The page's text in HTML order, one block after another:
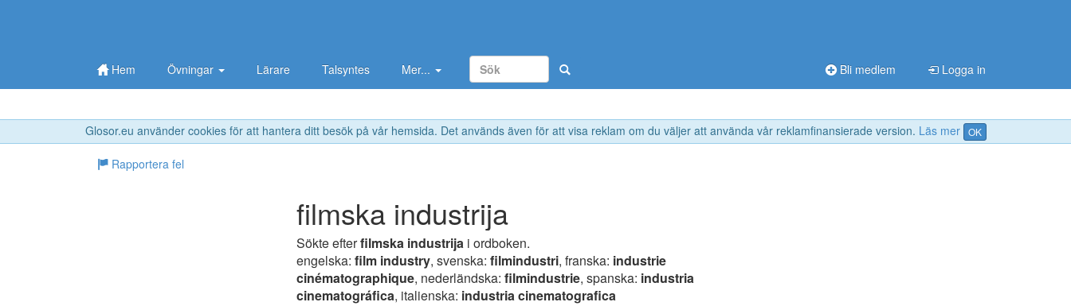
Glosor.eu använder cookies för att hantera ditt besök på vår hemsida. Det används även för att visa reklam om du väljer att använda vår reklamfinansierade version. Läs mer OK
Hem Övningar Lärare Talsyntes Mer... Bli medlem Logga in
Rapportera fel
filmska industrija
Sökte efterfilmska industrija i ordboken.
engelska: film industry, svenska: filmindustri, franska: industrie
cinématographique, nederländska: filmindustrie, spanska: industria
cinematográfica, italienska: industria cinematografica